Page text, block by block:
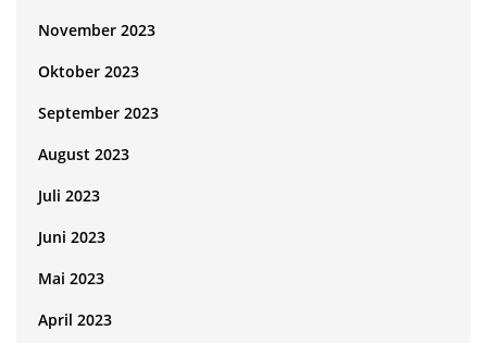
November 2023
Oktober 2023
September 2023
August 2023
Juli 2023
Juni 2023
Mai 2023
April 2023